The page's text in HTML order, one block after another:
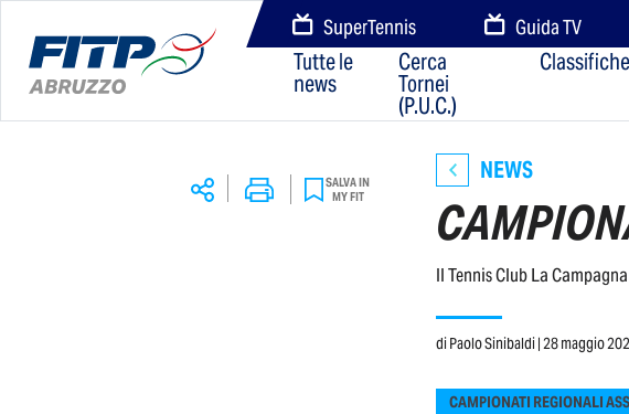
SuperTennis Guida TV
Tutte le
news
Cerca
Tornei
(P.U.C.)
Classifiche
SALVA IN
MY FIT
NEWS
Il Tennis Club La
diPaolo Sinibaldi| 28 maggio
CAMPIONATI REGIONALI